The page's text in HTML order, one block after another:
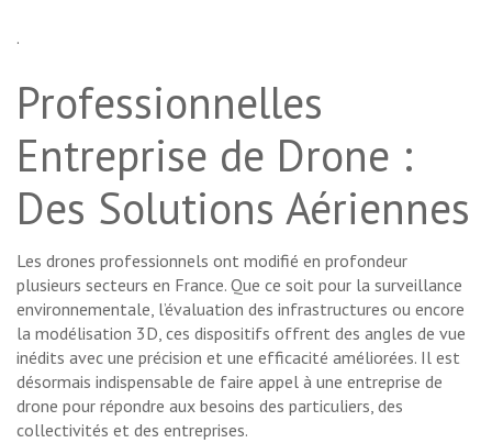
.
Professionnelles
Entreprise de Drone :
Des Solutions Aériennes
Les drones professionnels ont modifié en profondeur
plusieurs secteurs en France. Que ce soit pour la surveillance
environnementale, l’évaluation des infrastructures ou encore
la modélisation 3D, ces dispositifs offrent des angles de vue
inédits avec une précision et une efficacité améliorées. Il est
désormais indispensable de faire appel à une entreprise de
drone pour répondre aux besoins des particuliers, des
collectivités et des entreprises.